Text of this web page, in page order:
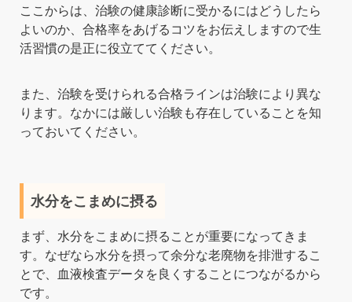
ここからは、治験の健康診断に受かるにはどうしたら
よいのか、合格率をあげるコツをお伝えしますので生
活習慣の是正に役立ててください。
また、治験を受けられる合格ラインは治験により異な
ります。なかには厳しい治験も存在していることを知
っておいてください。
水分をこまめに摂る
まず、水分をこまめに摂ることが重要になってきま
す。なぜなら水分を摂って余分な老廃物を排泄するこ
とで、血液検査データを良くすることにつながるから
です。